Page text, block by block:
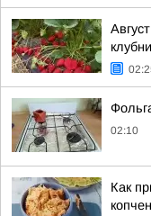
02:10
Как